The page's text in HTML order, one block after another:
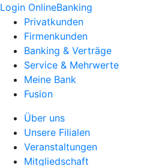
Login OnlineBanking
Privatkunden
Firmenkunden
Banking & Verträge
Service & Mehrwerte
Meine Bank
Fusion
Über uns
Unsere Filialen
Veranstaltungen
Mitgliedschaft